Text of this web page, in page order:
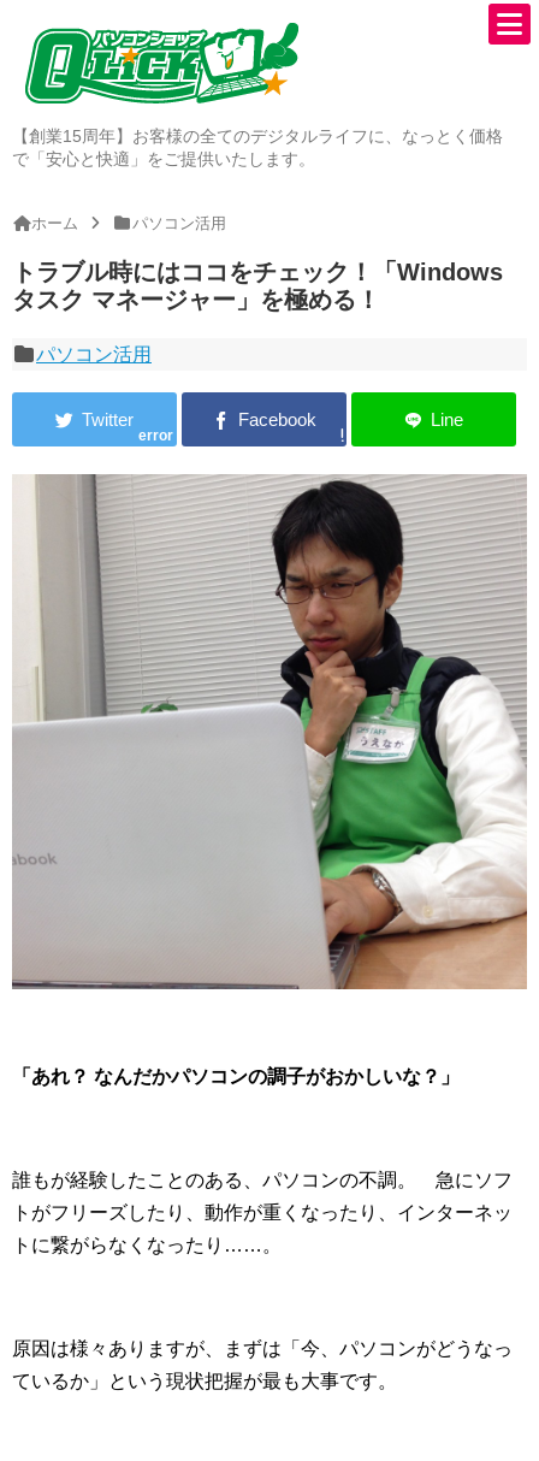
【創業15周年】お客様の全てのデジタルライフに、なっとく価格
で「安心と快適」をご提供いたします。
ホーム パソコン活用
トラブル時にはココをチェック！「Windows
タスク マネージャー」を極める！
パソコン活用
error
「あれ？ なんだかパソコンの調子がおかしいな？」
誰もが経験したことのある、パソコンの不調。 急にソフ
トがフリーズしたり、動作が重くなったり、インターネッ
トに繋がらなくなったり……。
原因は様々ありますが、まずは「今、パソコンがどうなっ
ているか」という現状把握が最も大事です。